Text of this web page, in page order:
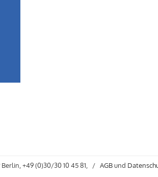
Berlin, +49 (0)30/30 10 45 81, /AGBund